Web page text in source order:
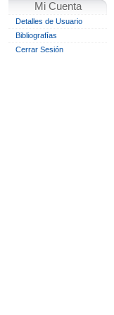
Mi Cuenta
Detalles de Usuario
Bibliografías
Cerrar Sesión